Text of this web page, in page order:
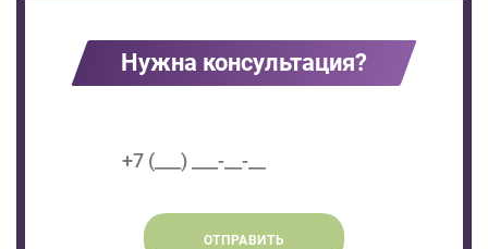
Нужна консультация?
ОТПРАВИТЬ